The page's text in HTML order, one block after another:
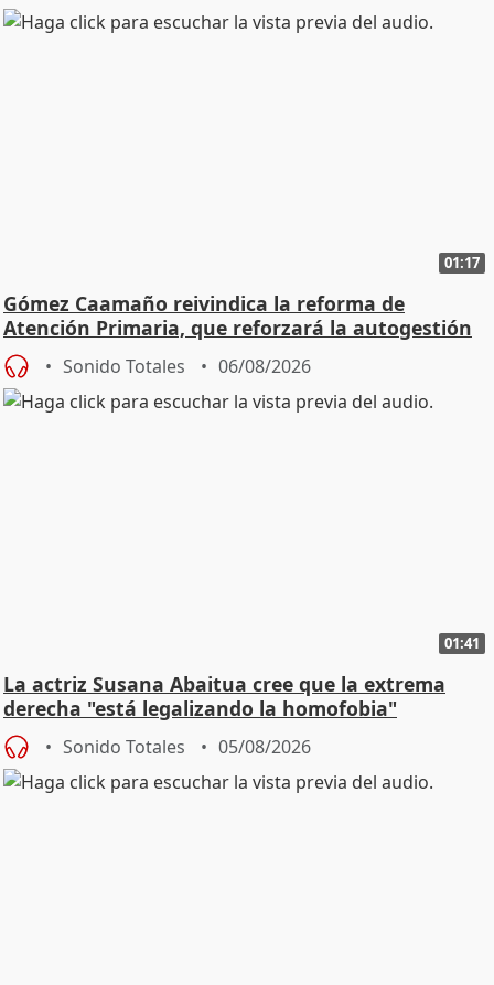
01:17
Gómez Caamaño reivindica la reforma de
Atención Primaria, que reforzará la autogestión
Sonido Totales 06/08/2026
01:41
La actriz Susana Abaitua cree que la extrema
derecha "está legalizando la homofobia"
Sonido Totales 05/08/2026